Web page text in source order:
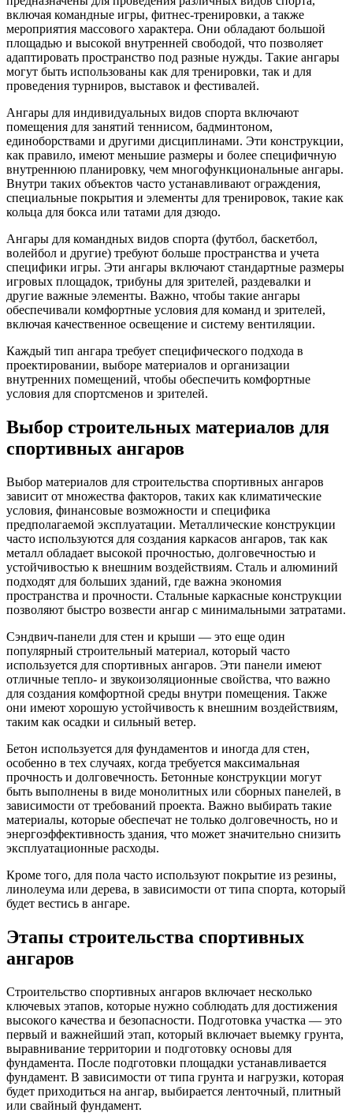
включая командные игры, фитнес-тренировки, а также
мероприятия массового характера. Они обладают большой
площадью и высокой внутренней свободой, что позволяет
адаптировать пространство под разные нужды. Такие ангары
могут быть использованы как для тренировки, так и для
проведения турниров, выставок и фестивалей.
Ангары для индивидуальных видов спорта включают
помещения для занятий теннисом, бадминтоном,
единоборствами и другими дисциплинами. Эти конструкции,
как правило, имеют меньшие размеры и более специфичную
внутреннюю планировку, чем многофункциональные ангары.
Внутри таких объектов часто устанавливают ограждения,
специальные покрытия и элементы для тренировок, такие как
кольца для бокса или татами для дзюдо.
Ангары для командных видов спорта (футбол, баскетбол,
волейбол и другие) требуют больше пространства и учета
специфики игры. Эти ангары включают стандартные размеры
игровых площадок, трибуны для зрителей, раздевалки и
другие важные элементы. Важно, чтобы такие ангары
обеспечивали комфортные условия для команд и зрителей,
включая качественное освещение и систему вентиляции.
Каждый тип ангара требует специфического подхода в
проектировании, выборе материалов и организации
внутренних помещений, чтобы обеспечить комфортные
условия для спортсменов и зрителей.
Выбор строительных материалов для
спортивных ангаров
Выбор материалов для строительства спортивных ангаров
зависит от множества факторов, таких как климатические
условия, финансовые возможности и специфика
предполагаемой эксплуатации. Металлические конструкции
часто используются для создания каркасов ангаров, так как
металл обладает высокой прочностью, долговечностью и
устойчивостью к внешним воздействиям. Сталь и алюминий
подходят для больших зданий, где важна экономия
пространства и прочности. Стальные каркасные конструкции
позволяют быстро возвести ангар с минимальными затратами.
Сэндвич-панели для стен и крыши — это еще один
популярный строительный материал, который часто
используется для спортивных ангаров. Эти панели имеют
отличные тепло- и звукоизоляционные свойства, что важно
для создания комфортной среды внутри помещения. Также
они имеют хорошую устойчивость к внешним воздействиям,
таким как осадки и сильный ветер.
Бетон используется для фундаментов и иногда для стен,
особенно в тех случаях, когда требуется максимальная
прочность и долговечность. Бетонные конструкции могут
быть выполнены в виде монолитных или сборных панелей, в
зависимости от требований проекта. Важно выбирать такие
материалы, которые обеспечат не только долговечность, но и
энергоэффективность здания, что может значительно снизить
эксплуатационные расходы.
Кроме того, для пола часто используют покрытие из резины,
линолеума или дерева, в зависимости от типа спорта, который
будет вестись в ангаре.
Этапы строительства спортивных
ангаров
Строительство спортивных ангаров включает несколько
ключевых этапов, которые нужно соблюдать для достижения
высокого качества и безопасности. Подготовка участка — это
первый и важнейший этап, который включает выемку грунта,
выравнивание территории и подготовку основы для
фундамента. После подготовки площадки устанавливается
фундамент. В зависимости от типа грунта и нагрузки, которая
будет приходиться на ангар, выбирается ленточный, плитный
или свайный фундамент.